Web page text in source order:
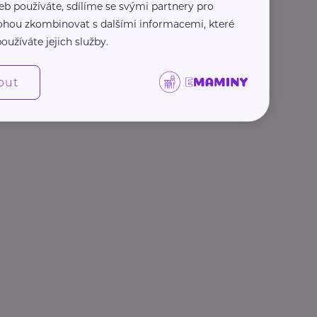
používáte, sdílíme se svými partnery pro
zkombinovat s dalšími informacemi, které
jejich služby.